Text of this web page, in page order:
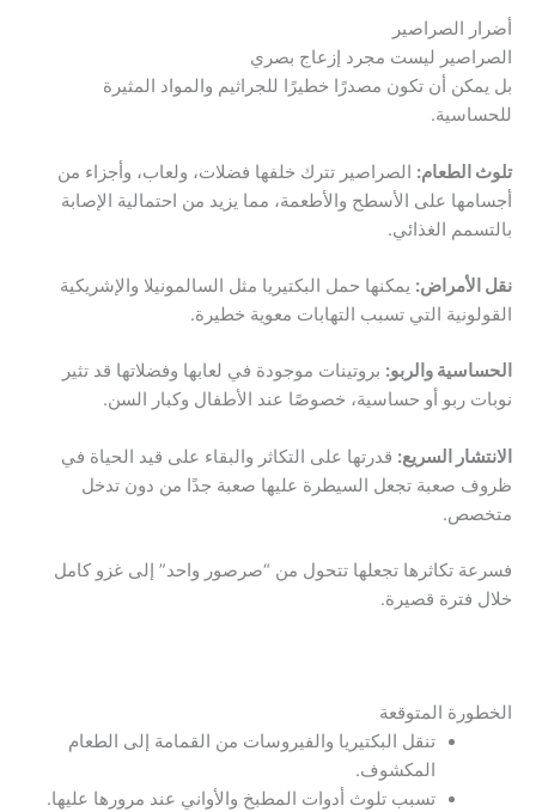
أضرار الصراصير
الصراصير ليست مجرد إزعاج بصري
بل يمكن أن تكون مصدرًا خطيرًا للجراثيم والمواد المثيرة
للحساسية.
تلوث الطعام: الصراصير تترك خلفها فضلات، ولعاب، وأجزاء من
أجسامها على الأسطح والأطعمة، مما يزيد من احتمالية الإصابة
بالتسمم الغذائي.
نقل الأمراض: يمكنها حمل البكتيريا مثل السالمونيلا والإشريكية
القولونية التي تسبب التهابات معوية خطيرة.
الحساسية والربو: بروتينات موجودة في لعابها وفضلاتها قد تثير
نوبات ربو أو حساسية، خصوصًا عند الأطفال وكبار السن.
الانتشار السريع: قدرتها على التكاثر والبقاء على قيد الحياة في
ظروف صعبة تجعل السيطرة عليها صعبة جدًا من دون تدخل
متخصص.
فسرعة تكاثرها تجعلها تتحول من “صرصور واحد” إلى غزو كامل
خلال فترة قصيرة.
الخطورة المتوقعة
تنقل البكتيريا والفيروسات من القمامة إلى الطعام
المكشوف.
تسبب تلوث أدوات المطبخ والأواني عند مرورها عليها.